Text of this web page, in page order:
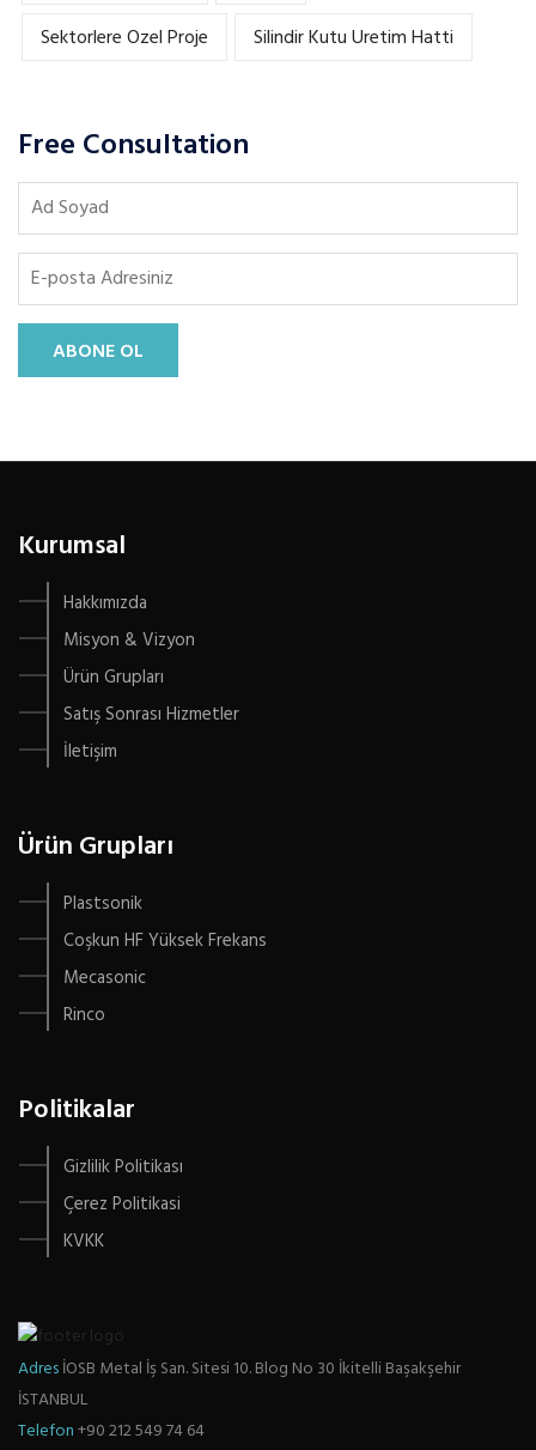
Sektorlere Ozel Proje
Silindir Kutu Uretim Hatti
Free Consultation
ABONE OL
Kurumsal
Hakkımızda
Misyon & Vizyon
Ürün Grupları
Satış Sonrası Hizmetler
İletişim
Ürün Grupları
Plastsonik
Coşkun HF Yüksek Frekans
Mecasonic
Rinco
Politikalar
Gizlilik Politikası
Çerez Politikasi
KVKK
AdresİOSB Metal İş San. Sitesi 10. Blog No 30 İkitelli Başakşehir
İSTANBUL
Telefon+90 212 549 74 64